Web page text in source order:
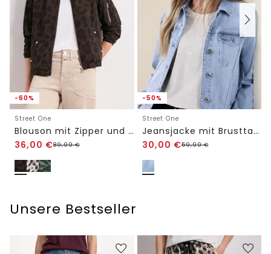
-60%
Street One
Blouson mit Zipper und Print
36,00 €89,99€
-50%
Street One
Jeansjacke mit Brusttaschen und Knöpfen
30,00 €59,99€
Unsere Bestseller